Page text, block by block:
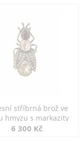
stříbrná brož ve
hmyzu s markazity
6 300 Kč